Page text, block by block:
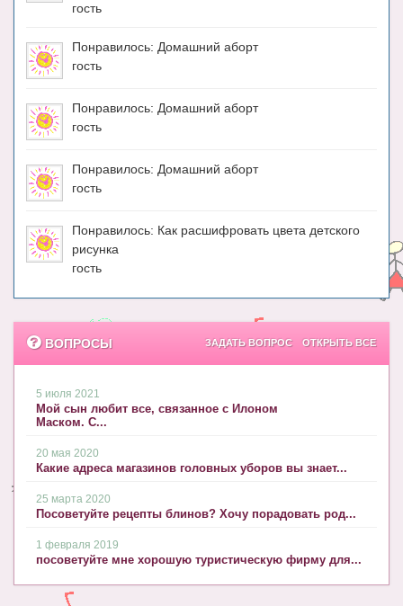
гость
Понравилось: Домашний аборт
гость
Понравилось: Домашний аборт
гость
Понравилось: Домашний аборт
гость
Понравилось: Как расшифровать цвета детского
рисунка
гость
ВОПРОСЫ ОТКРЫТЬ ВСЕ
ЗАДАТЬ ВОПРОС
5 июля 2021
Мой сын любит все, связанное с Илоном
Маском. С...
20 мая 2020
Какие адреса магазинов головных уборов вы знает...
25 марта 2020
Посоветуйте рецепты блинов? Хочу порадовать род...
1 февраля 2019
посоветуйте мне хорошую туристическую фирму для...